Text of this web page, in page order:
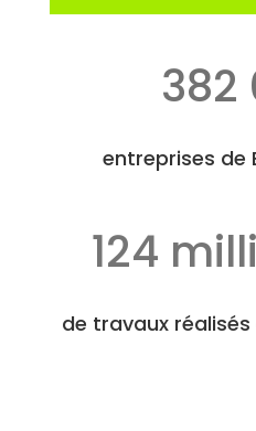
382
entreprises de
124
de travaux réalisés